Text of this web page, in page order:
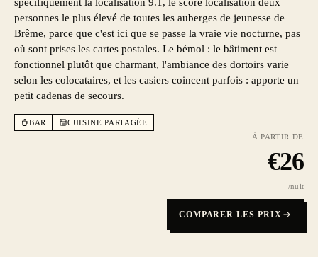
personnes le plus élevé de toutes les auberges de jeunesse de
Brême, parce que c'est ici que se passe la vraie vie nocturne, pas
où sont prises les cartes postales. Le bémol : le bâtiment est
fonctionnel plutôt que charmant, l'ambiance des dortoirs varie
selon les colocataires, et les casiers coincent parfois : apporte un
petit cadenas de secours.
BAR
CUISINE PARTAGÉE
À PARTIR DE
€26
/nuit
COMPARER LES PRIX